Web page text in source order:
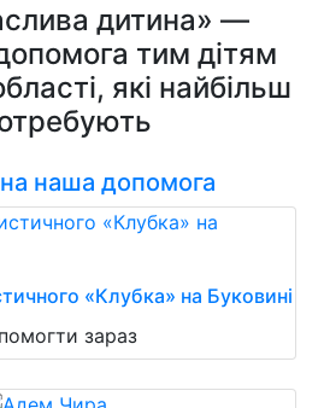
дитина» —
тим дітям
які найбільш
наша допомога
«Клубка» на Буковині
зараз